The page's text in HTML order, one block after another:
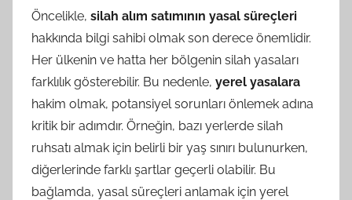
Öncelikle, silah alım satımının yasal süreçleri
hakkında bilgi sahibi olmak son derece önemlidir.
Her ülkenin ve hatta her bölgenin silah yasaları
farklılık gösterebilir. Bu nedenle, yerel yasalara
hakim olmak, potansiyel sorunları önlemek adına
kritik bir adımdır. Örneğin, bazı yerlerde silah
ruhsatı almak için belirli bir yaş sınırı bulunurken,
diğerlerinde farklı şartlar geçerli olabilir. Bu
bağlamda, yasal süreçleri anlamak için yerel